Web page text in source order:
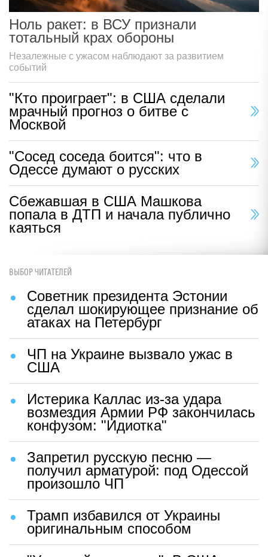
Ноль ракет: в ВСУ признали
тотальный крах обороны
Незалежные с ужасом наблюдают за развитием
событий
"Кто проиграет": в США сделали
мрачный прогноз о битве с
Москвой
"Сосед соседа боится": что в
Одессе думают о русских
Сбежавшая в США Машкова
попала в ДТП и начала публично
каяться
ВЫБОР ЧИТАТЕЛЕЙ
Советник президента Эстонии
сделал шокирующее признание об
атаках на Петербург
ЧП на Украине вызвало ужас в
США
Истерика Каллас из-за удара
возмездия Армии РФ закончилась
конфузом: "Идиотка"
Запретил русскую песню —
получил арматурой: под Одессой
произошло ЧП
Трамп избавился от Украины
оригинальным способом